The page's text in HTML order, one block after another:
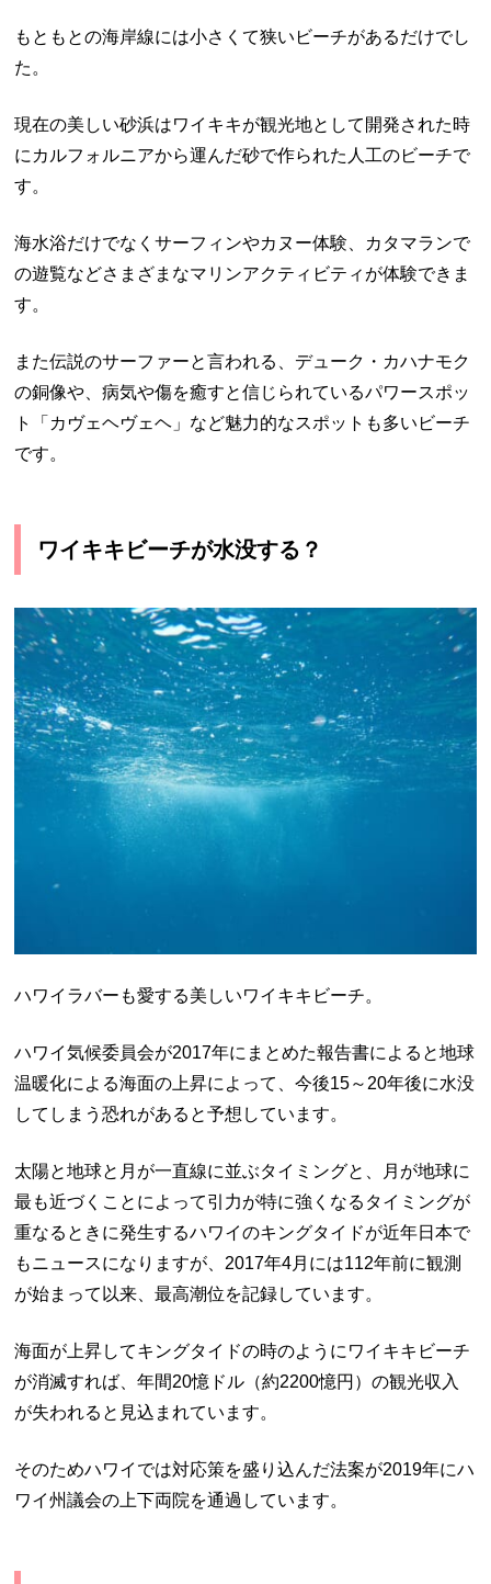
もともとの海岸線には小さくて狭いビーチがあるだけでし
た。
現在の美しい砂浜はワイキキが観光地として開発された時
にカルフォルニアから運んだ砂で作られた人工のビーチで
す。
海水浴だけでなくサーフィンやカヌー体験、カタマランで
の遊覧などさまざまなマリンアクティビティが体験できま
す。
また伝説のサーファーと言われる、デューク・カハナモク
の銅像や、病気や傷を癒すと信じられているパワースポッ
ト「カヴェヘヴェヘ」など魅力的なスポットも多いビーチ
です。
ワイキキビーチが水没する？
ハワイラバーも愛する美しいワイキキビーチ。
ハワイ気候委員会が2017年にまとめた報告書によると地球
温暖化による海面の上昇によって、今後15～20年後に水没
してしまう恐れがあると予想しています。
太陽と地球と月が一直線に並ぶタイミングと、月が地球に
最も近づくことによって引力が特に強くなるタイミングが
重なるときに発生するハワイのキングタイドが近年日本で
もニュースになりますが、2017年4月には112年前に観測
が始まって以来、最高潮位を記録しています。
海面が上昇してキングタイドの時のようにワイキキビーチ
が消滅すれば、年間20憶ドル（約2200憶円）の観光収入
が失われると見込まれています。
そのためハワイでは対応策を盛り込んだ法案が2019年にハ
ワイ州議会の上下両院を通過しています。